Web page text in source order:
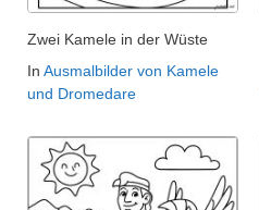
Zwei Kamele in der Wüste
In Ausmalbilder von Kamele
und Dromedare